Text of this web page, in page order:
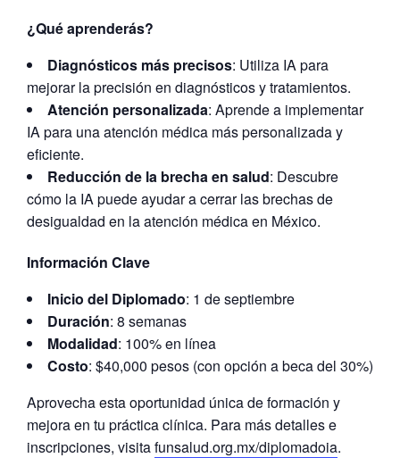
¿Qué aprenderás?
Diagnósticos más precisos: Utiliza IA para
mejorar la precisión en diagnósticos y tratamientos.
Atención personalizada: Aprende a implementar
IA para una atención médica más personalizada y
eficiente.
Reducción de la brecha en salud: Descubre
cómo la IA puede ayudar a cerrar las brechas de
desigualdad en la atención médica en México.
Información Clave
Inicio del Diplomado: 1 de septiembre
Duración: 8 semanas
Modalidad: 100% en línea
Costo: $40,000 pesos (con opción a beca del 30%)
Aprovecha esta oportunidad única de formación y
mejora en tu práctica clínica. Para más detalles e
inscripciones, visitafunsalud.org.mx/diplomadoia.